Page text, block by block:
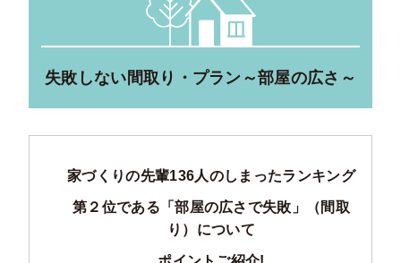
失敗しない間取り・プラン ～部屋の広さ～
家づくりの先輩136人のしまったランキング
第２位である「部屋の広さで失敗」（間取
り）について